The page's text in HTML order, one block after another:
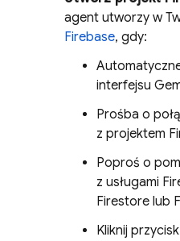
agent utworzy w
Firebase, gdy:
interfejsu
Prośba o
z projektem
Poproś o
z usługami
Firestore lub
Kliknij przycisk